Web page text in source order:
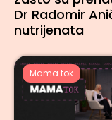
Dr Radomir
nutrijenata
Mama tok